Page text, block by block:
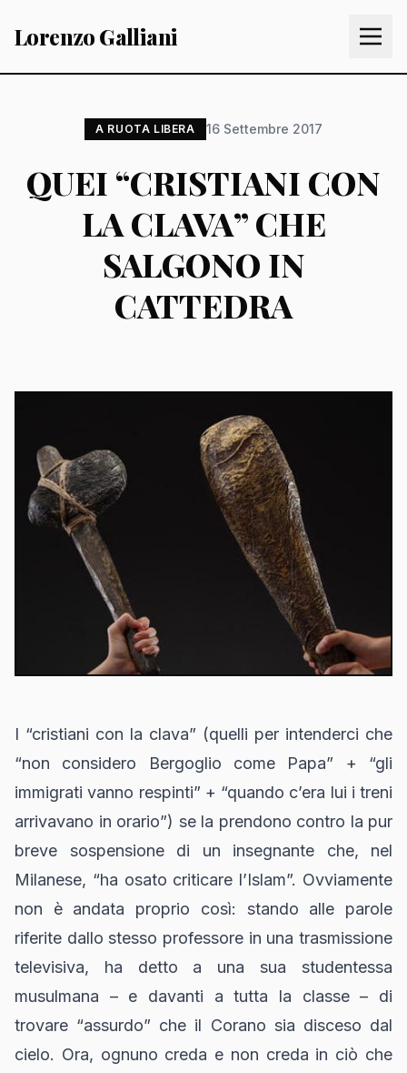
Lorenzo Galliani
A RUOTA LIBERA 16 Settembre 2017
QUEI “CRISTIANI CON
LA CLAVA” CHE
SALGONO IN
CATTEDRA
I “cristiani con la clava” (quelli per intenderci che
“non considero Bergoglio come Papa” + “gli
immigrati vanno respinti” + “quando c’era lui i treni
arrivavano in orario”) se la prendono contro la pur
breve sospensione di un insegnante che, nel
Milanese, “ha osato criticare l’Islam”. Ovviamente
non è andata proprio così: stando alle parole
riferite dallo stesso professore in una trasmissione
televisiva, ha detto a una sua studentessa
musulmana – e davanti a tutta la classe – di
trovare “assurdo” che il Corano sia disceso dal
cielo. Ora, ognuno creda e non creda in ciò che